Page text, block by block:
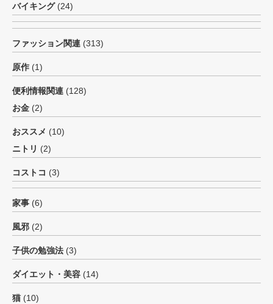
バイキング(24)
ファッション関連 (313)
原作 (1)
便利情報関連 (128)
お金 (2)
おススメ (10)
ニトリ (2)
コストコ (3)
家事 (6)
風邪 (2)
子供の勉強法 (3)
ダイエット・美容 (14)
猫 (10)